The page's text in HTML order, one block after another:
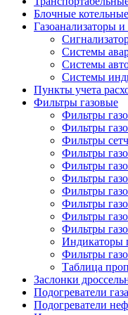
Блочные
Газоанализаторы
Системы
Системы
Системы
Пункты учета
Фильтры газовые
Фильтры
Фильтры
Фильтры
Фильтры
Фильтры
Фильтры
Фильтры
Фильтры
Фильтры
Фильтры
Индикаторы
Фильтры
Таблица
Заслонки
Подогреватели газа
Подогреватели